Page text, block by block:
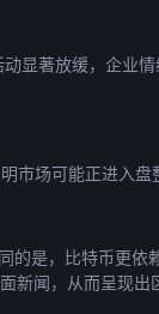
显著放缓，企业
市场可能正进入盘
的是，比特币更依
闻，从而呈现出